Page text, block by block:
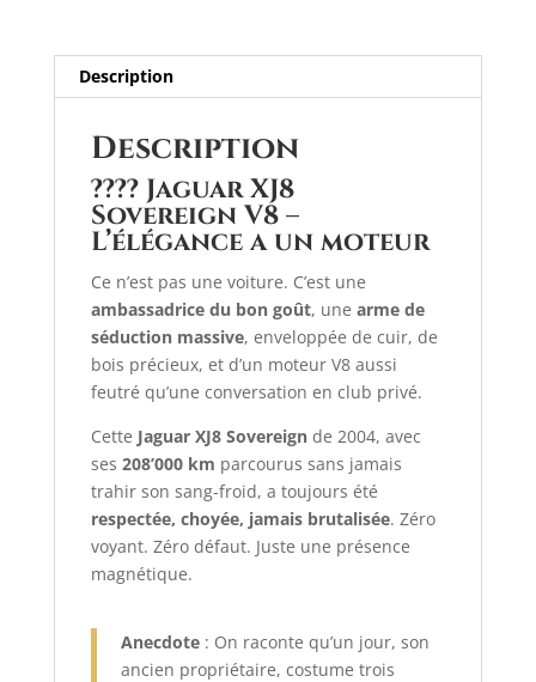
e
:
Description
Description
????️ Jaguar XJ8
Sovereign V8 –
L’élégance a un moteur
Ce n’est pas une voiture. C’est une
ambassadrice du bon goût, une arme de
séduction massive, enveloppée de cuir, de
bois précieux, et d’un moteur V8 aussi
feutré qu’une conversation en club privé.
Cette Jaguar XJ8 Sovereignde 2004, avec
ses 208’000 km parcourus sans jamais
trahir son sang-froid, a toujours été
respectée, choyée, jamais brutalisée. Zéro
voyant. Zéro défaut. Juste une présence
magnétique.
Anecdote: On raconte qu’un jour, son
ancien propriétaire, costume trois